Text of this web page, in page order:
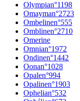
Olympian°1198
Omayman°2723
Ombelinen°555
Omblinen°2710
Omerine
Omnian°1972
Ondinen°1442
Oonan°1028
Opalen°994
Opalinen°1903
Ophelian°532